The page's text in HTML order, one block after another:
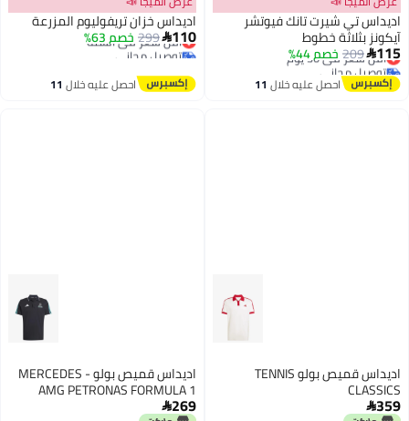
اديداس تي شيرت تانك فيوتشر
آيكونز بثلاثة خطوط
115
209خصم 44%
أقل سعر في 30 يوم
توصيل مجاني
أقل سعر في 30 يوماحصل عليه خلال 11
اديداس خزان تريفوليوم المزرعة
110
299خصم 63%
أقل سعر في السنة
توصيل مجاني
أقل سعر في السنة
احصل عليه خلال 11
اديداس قميص بولو TENNIS
CLASSICS
359
اديداس قميص بولو MERCEDES -
AMG PETRONAS FORMULA 1
TEAM DNA
269